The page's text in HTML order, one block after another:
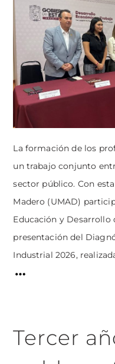
La formación de los
un trabajo conjunto
sector público. Con
Madero (UMAD)
Educación y Desarrollo
presentación del
Industrial 2026,
Tercer